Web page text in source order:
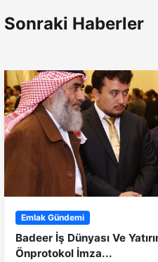
Sonraki Haberler
Emlak Gündemi
Badeer İş Dünyası Ve
Önprotokol İmza...